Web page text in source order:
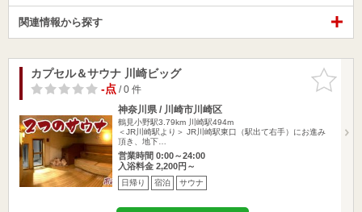
関連情報から探す
お気に入
りに追加
カプセル＆サウナ 川崎ビッグ
-点/ 0 件
神奈川県 / 川崎市川崎区
鶴見小野駅3.79km
川崎駅494m
＜JR川崎駅より＞ JR川崎駅東口（駅出て右手）にお進み
頂き、地下…
営業時間 0:00～24:00
入浴料金 2,200円～
日帰り 宿泊 サウナ